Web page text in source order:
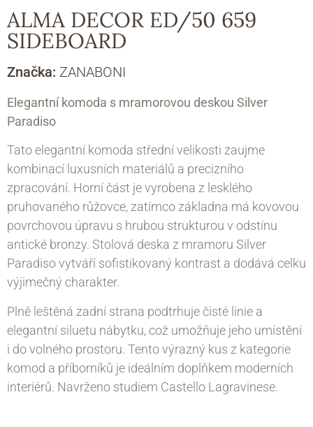
ALMA DECOR ED/50 659
SIDEBOARD
Značka: ZANABONI
Elegantní komoda s mramorovou deskou Silver
Paradiso
Tato elegantní komoda střední velikosti zaujme
kombinací luxusních materiálů a precizního
zpracování. Horní část je vyrobena z lesklého
pruhovaného růžovce, zatímco základna má kovovou
povrchovou úpravu s hrubou strukturou v odstínu
antické bronzy. Stolová deska z mramoru Silver
Paradiso vytváří sofistikovaný kontrast a dodává celku
výjimečný charakter.
Plně leštěná zadní strana podtrhuje čisté linie a
elegantní siluetu nábytku, což umožňuje jeho umístění
i do volného prostoru. Tento výrazný kus z kategorie
komod a příborníků je ideálním doplňkem moderních
interiérů. Navrženo studiem Castello Lagravinese.